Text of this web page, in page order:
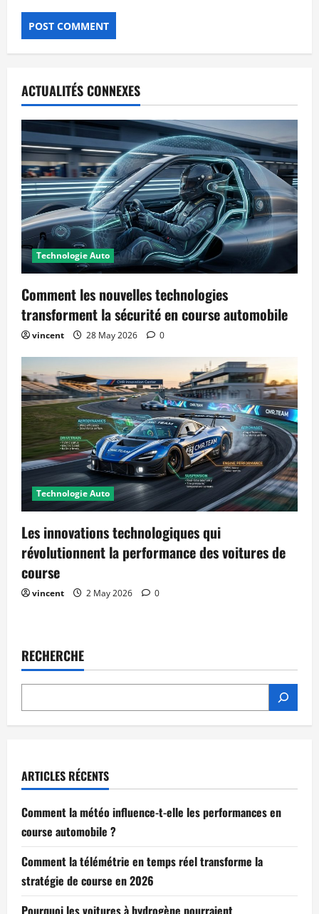
ACTUALITÉS CONNEXES
Technologie Auto
Comment les nouvelles technologies
transforment la sécurité en course automobile
vincent 28 May 2026 0
Technologie Auto
Les innovations technologiques qui
révolutionnent la performance des voitures de
course
vincent 2 May 2026 0
RECHERCHE
ARTICLES RÉCENTS
Comment la météo influence-t-elle les performances en
course automobile ?
Comment la télémétrie en temps réel transforme la
stratégie de course en 2026
Pourquoi les voitures à hydrogène pourraient